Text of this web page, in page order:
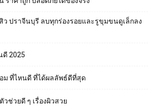
ว ปราจีนบุรี ลบทุกร่องรอยและรูขุมขนดูเล็กลง
ดี 2025
ม ที่ไหนดี ที่ได้ผลลัพธ์ดีที่สุด
วช่วยดี ๆ เรื่องผิวสวย